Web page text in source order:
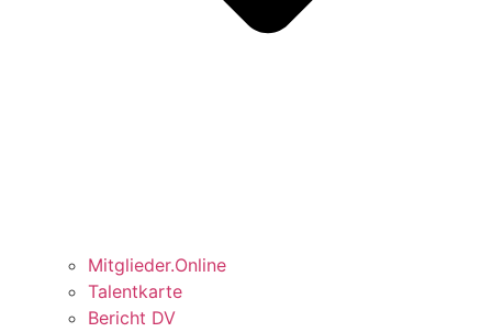
Mitglieder.Online
Talentkarte
Bericht DV